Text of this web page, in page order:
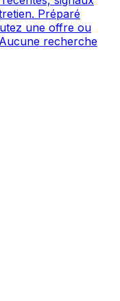
Préparé
une offre ou
recherche